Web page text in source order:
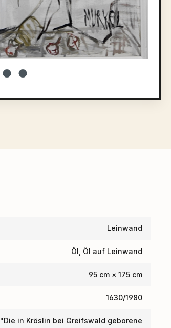
Leinwand
Öl, Öl auf Leinwand
95 cm × 175 cm
1630/1980
"Die in Kröslin bei Greifswald geborene